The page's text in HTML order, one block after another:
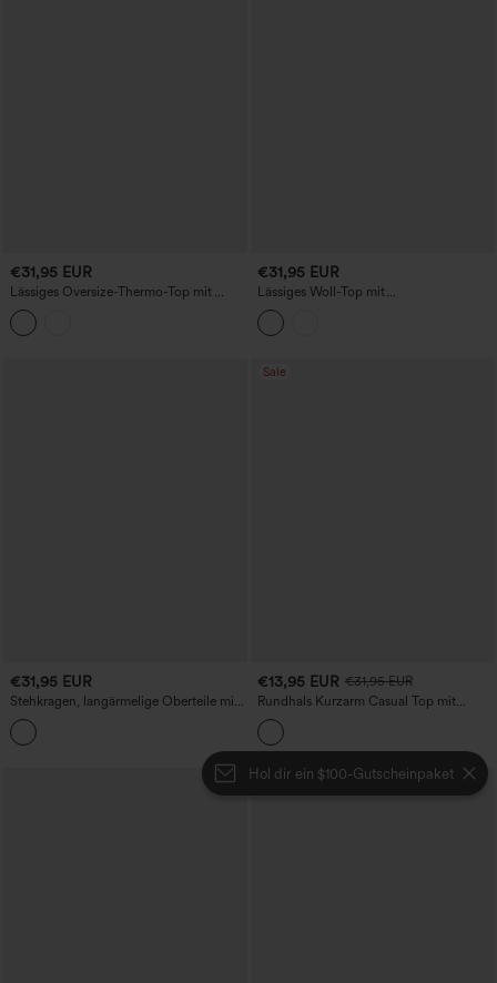
Hol dir ein $100-Gutscheinpaket
€31,95 EUR
Lässiges Oversize-Thermo-Top mit
tiefem Rundhalsausschnitt, langen
Ärmeln und High-Low-Saum
€31,95 EUR
Lässiges Woll-Top mit
Rundhalsausschnitt, langen Ärmeln und
Daumenloch
€31,95 EUR
Stehkragen, langärmelige Oberteile mit
Daumenlöchern, schlanke Passform,
lässig, aus Wollmischung
Sale
€13,95 EUR €31,95 EUR
Rundhals Kurzarm Casual Top mit
asymmetrischem Saum